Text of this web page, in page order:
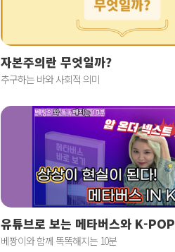
자본주의란 무엇일까?
추구하는 바와 사회적 의미
유튜브로 보는 메타버스와 K-POP
베짱이와 함께 똑똑해지는 10분